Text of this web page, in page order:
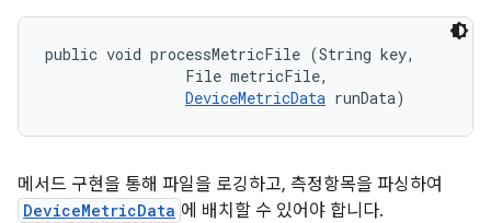
public void processMetricFile (String key,
                File metricFile,
DeviceMetricData runData)
메서드 구현을 통해 파일을 로깅하고, 측정항목을 파싱하여
DeviceMetricData 에 배치할 수 있어야 합니다.